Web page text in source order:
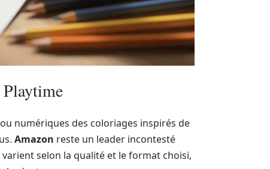
Playtime
numériques des coloriages inspirés de
Amazon reste un leader incontesté
selon la qualité et le format choisi,